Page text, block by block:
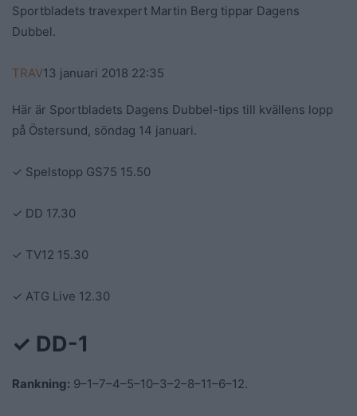
Sportbladets travexpert Martin Berg tippar Dagens
Dubbel.
TRAV13 januari 2018 22:35
Här är Sportbladets Dagens Dubbel-tips till kvällens lopp
på Östersund, söndag 14 januari.
✓ Spelstopp GS75 15.50
✓ DD 17.30
✓ TV12 15.30
✓ ATG Live 12.30
✓ DD-1
Rankning: 9–1–7–4–5–10–3–2–8–11–6–12.